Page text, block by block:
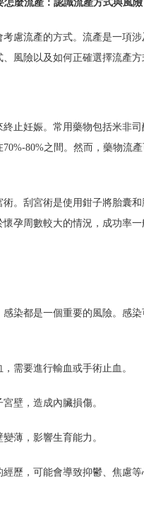
怎麼流產：認識流產方式與風險
慮流產的方式。流產是一項涉
風險以及如何正確選擇流產方
止妊娠。常用藥物包括米非
80%之間。然而，藥物流
。刮宮術是使用鉗子將胎囊
孕周數較大的情況，成功率
染都是一個重要的風險。感
需要進行輸血或手術止血。
壁，造成內臟損傷。
薄，影響生育能力。
歷，可能會導致抑鬱、焦慮等